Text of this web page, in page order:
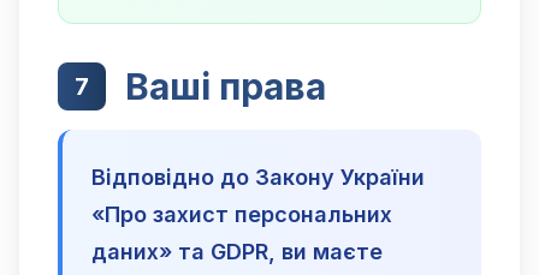
7 Ваші права
Відповідно до Закону України
«Про захист персональних
даних» та GDPR, ви маєте